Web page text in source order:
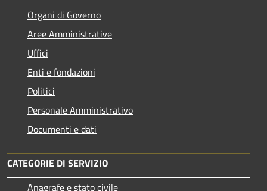
Organi di Governo
Aree Amministrative
Uffici
Enti e fondazioni
Politici
Personale Amministrativo
Documenti e dati
CATEGORIE DI SERVIZIO
Anagrafe e stato civile